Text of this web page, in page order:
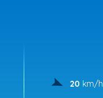
20 km/h